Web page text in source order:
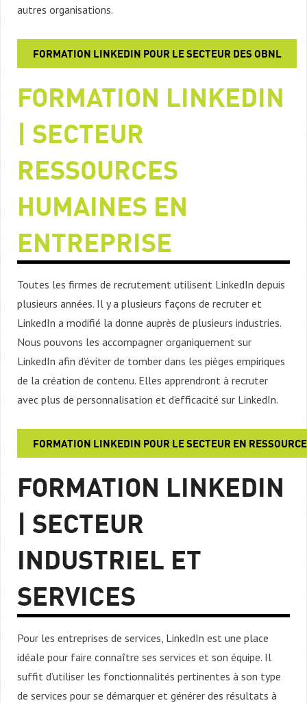
autres organisations.
FORMATION LINKEDIN POUR LE SECTEUR DES OBNL
FORMATION LINKEDIN
| SECTEUR
RESSOURCES
HUMAINES EN
ENTREPRISE
Toutes les firmes de recrutement utilisent LinkedIn depuis
plusieurs années. Il y a plusieurs façons de recruter et
LinkedIn a modifié la donne auprès de plusieurs industries.
Nous pouvons les accompagner organiquement sur
LinkedIn afin d’éviter de tomber dans les pièges empiriques
de la création de contenu. Elles apprendront à recruter
avec plus de personnalisation et d’efficacité sur LinkedIn.
FORMATION LINKEDIN POUR LE SECTEUR EN
FORMATION LINKEDIN
| SECTEUR
INDUSTRIEL ET
SERVICES
Pour les entreprises de services, LinkedIn est une place
idéale pour faire connaître ses services et son équipe. Il
suffit d’utiliser les fonctionnalités pertinentes à son type
de services pour se démarquer et générer des résultats à